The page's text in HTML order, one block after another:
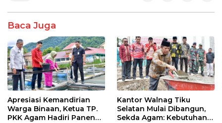
o
o
k
p
p
Baca Juga
Apresiasi Kemandirian
Warga Binaan, Ketua TP.
PKK Agam Hadiri Panen
Kantor Walnag Tiku
Selatan Mulai Dibangun,
Sekda Agam: Kebutuhan